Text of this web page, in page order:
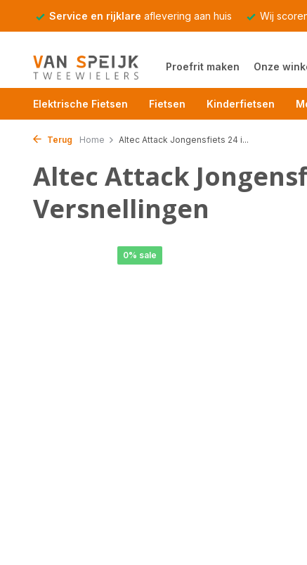
Service en rijklare aflevering aan huis Wij
Proefrit maken Onze
Elektrische Fietsen Fietsen Kinderfietsen
Terug Home Altec Attack Jongensfiets 24 i...
Altec Attack
Versnellingen
0% sale